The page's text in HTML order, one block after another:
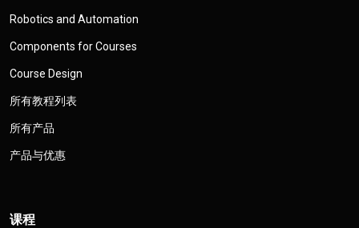
Robotics and Automation
Components for Courses
Course Design
所有教程列表
所有产品
产品与优惠
课程